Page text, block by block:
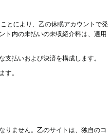
とにより、乙の休眠アカウントで発
ト内の未払いの未収紹介料は、適用
払いおよび決済を構成します。
す。
りません。乙のサイトは、独自のコ